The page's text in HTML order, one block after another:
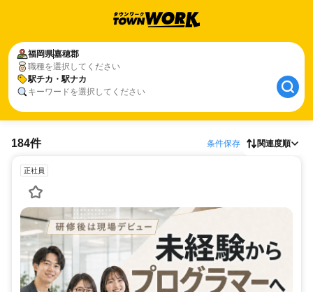
福岡県嘉穂郡
職種を選択してください
駅チカ・駅ナカ
キーワードを選択してください
184件 条件保存 関連度順
正社員